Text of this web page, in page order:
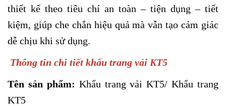
thiết kế theo tiêu chí an toàn – tiện dụng – tiết
kiệm, giúp che chắn hiệu quả mà vẫn tạo cảm giác
dễ chịu khi sử dụng.
Thông tin chi tiết khẩu trang vải KT5
Tên sản phẩm: Khẩu trang vải KT5/ Khẩu trang
KT5